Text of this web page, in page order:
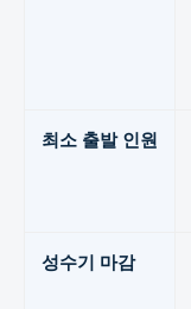
최소 출발 인원
성수기 마감